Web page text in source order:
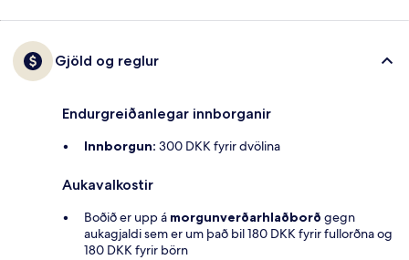
Gjöld og reglur
Endurgreiðanlegar innborganir
Innborgun: 300 DKK fyrir dvölina
Aukavalkostir
Boðið er upp á morgunverðarhlaðborð gegn
aukagjaldi sem er um það bil 180 DKK fyrir fullorðna og
180 DKK fyrir börn